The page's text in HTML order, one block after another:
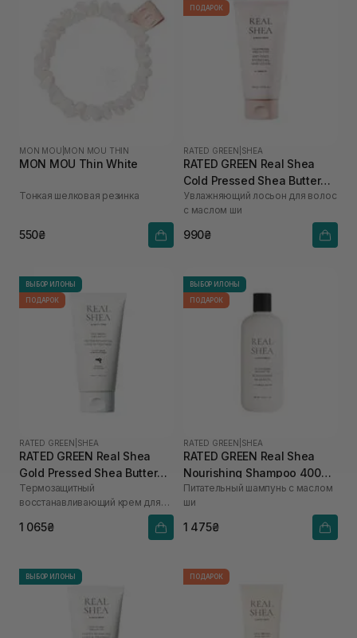
MON MOU MON MOU THIN
MON MOU Thin White
Тонкая шелковая резинка
550₴
ПОДАРОК
RATED GREEN SHEA
RATED GREEN Real Shea
Cold Pressed Shea Butter
Anti-frizz Hydrating Hair
Lotion 150 мл
Увлажняющий лосьон для волос
с маслом ши
990₴
ВЫБОР ИЛОНЫ
ПОДАРОК
RATED GREEN SHEA
RATED GREEN Real Shea
Gold Pressed Shea Butter
Leave-in Treatment 150 мл
Термозащитный
восстанавливающий крем для
1 065₴
ВЫБОР ИЛОНЫ
ПОДАРОК
RATED GREEN SHEA
RATED GREEN Real Shea
Nourishing Shampoo 400
мл
Питательный шампунь с маслом
ши
1 475₴
ВЫБОР ИЛОНЫ ПОДАРОК